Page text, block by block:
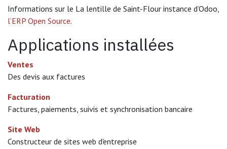
Informations sur le La lentille de Saint-Flour instance d’Odoo,
l’ERP Open Source.
Applications installées
Ventes
Des devis aux factures
Facturation
Factures, paiements, suivis et synchronisation bancaire
Site Web
Constructeur de sites web d'entreprise